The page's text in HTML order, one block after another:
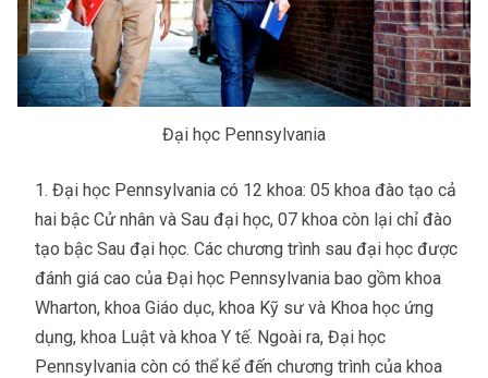
Đại học Pennsylvania
Đại học Pennsylvania có 12 khoa: 05 khoa đào tạo cả
hai bậc Cử nhân và Sau đại học, 07 khoa còn lại chỉ đào
tạo bậc Sau đại học. Các chương trình sau đại học được
đánh giá cao của Đại học Pennsylvania bao gồm khoa
Wharton, khoa Giáo dục, khoa Kỹ sư và Khoa học ứng
dụng, khoa Luật và khoa Y tế. Ngoài ra, Đại học
Pennsylvania còn có thể kể đến chương trình của khoa